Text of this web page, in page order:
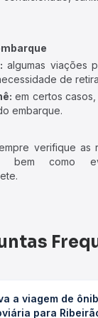
algumas viações
de
em certos
embarque.
verifique as
bem como
a viagem de
para